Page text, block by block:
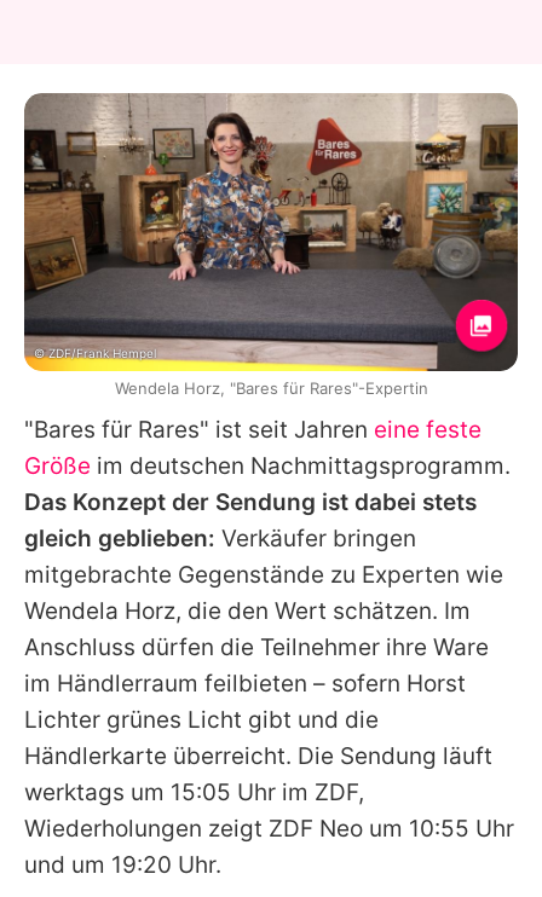
"Bares für Rares" ist seit Jahren eine feste
Größe im deutschen Nachmittagsprogramm.
Das Konzept der Sendung ist dabei stets
gleich geblieben: Verkäufer bringen
mitgebrachte Gegenstände zu Experten wie
Wendela Horz, die den Wert schätzen. Im
Anschluss dürfen die Teilnehmer ihre Ware
im Händlerraum feilbieten – sofern Horst
Lichter grünes Licht gibt und die
Händlerkarte überreicht. Die Sendung läuft
werktags um 15:05 Uhr im ZDF,
Wiederholungen zeigt ZDF Neo um 10:55 Uhr
und um 19:20 Uhr.
© ZDF/Frank Hempel
Wendela Horz, "Bares für Rares"-Expertin